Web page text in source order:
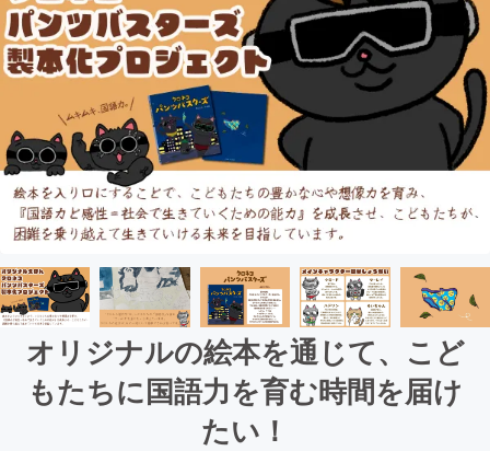
オリジナルの絵本を通じて、こど
もたちに国語力を育む時間を届け
たい！